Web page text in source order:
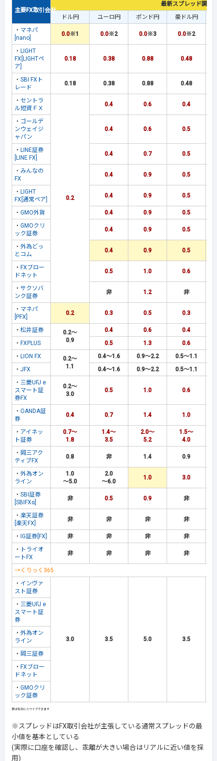
主要FX取引会社
最新スプレッド調査
ドル円
ユーロ円 ポンド円 豪ドル円
・ マネパ
[nano]
0.0※1 0.0※2 0.0※3 0.0※2
・ LIGHT
FX[LIGHTペ
ア]
0.18 0.38 0.88 0.48
・ SBI FXト
レード
0.18 0.38 0.88 0.48
・ セントラ
ル短資ＦＸ
0.2
0.4 0.6 0.4
・ ゴールデ
ンウェイジ
ャパン
0.4 0.6 0.5
・ LINE証券
[LINE FX]
0.4 0.7 0.5
・ みんなの
FX
0.4 0.9 0.5
・ LIGHT
FX[通常ペア]
0.4 0.9 0.5
・ GMO外貨 0.4 0.9
0.5
・ GMOクリ
ック証券
0.4 0.9 0.5
・ 外為どっ
とコム
0.4 0.9 0.5
・ FXブロー
ドネット
0.5 1.0 0.6
・ サクソバ
ンク証券
非 1.2 非
・ マネパ
[PFX]
0.2 0.3 0.5 0.3
・ 松井証券
0.2～
0.9
0.4 0.6
0.4
・ FXPLUS 0.5 1.3
0.6
・ LION FX
0.2～
1.1
0.4～1.6 0.9～2.2
0.5～1.1
・ JFX 0.4～1.6 0.9～2.2
0.5～1.1
・ 三菱UFJ e
スマート証
券FX
0.2～
3.0
0.5 1.0 0.6
・ OANDA証
券
0.4 0.7 1.4 1.0
・ アイネッ
ト証券
0.7～
1.8
1.4～
3.5
2.0～
5.2
1.5～
4.0
・ 岡三アク
ティブFX
0.8 非 1.4 0.9
・ 外為オン
ライン
1.0
～5.0
2.0
～6.0
1.0 3.0
・ SBI証券
[SBIFXα]
非 0.5 0.9 非
・ 楽天証券
[楽天FX]
非 非 非 非
・ IG証券[FX] 非 非 非
非
・
トライオ
ートFX
非 非 非 非
→くりっく365
・ インヴァ
スト証券
3.0 3.5 5.0 3.5
・ 三菱UFJ e
スマート証
券
・ 外為オン
ライン
・ 岡三証券
・ FXブロー
ドネット
・ GMOクリ
ック証券
※スプレッドはFX取引会社が主張している通常スプレッドの最
小値を基本としている
(実際に口座を確認し、乖離が大きい場合はリアルに近い値を採
用)